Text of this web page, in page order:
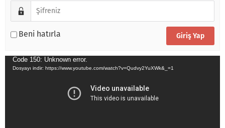
Beni hatırla
Video
oynatıcı
Code 150: Unknown error.
Dosyayı indir: https://www.youtube.com/watch?v=Qudvy2YuXWk&_=1